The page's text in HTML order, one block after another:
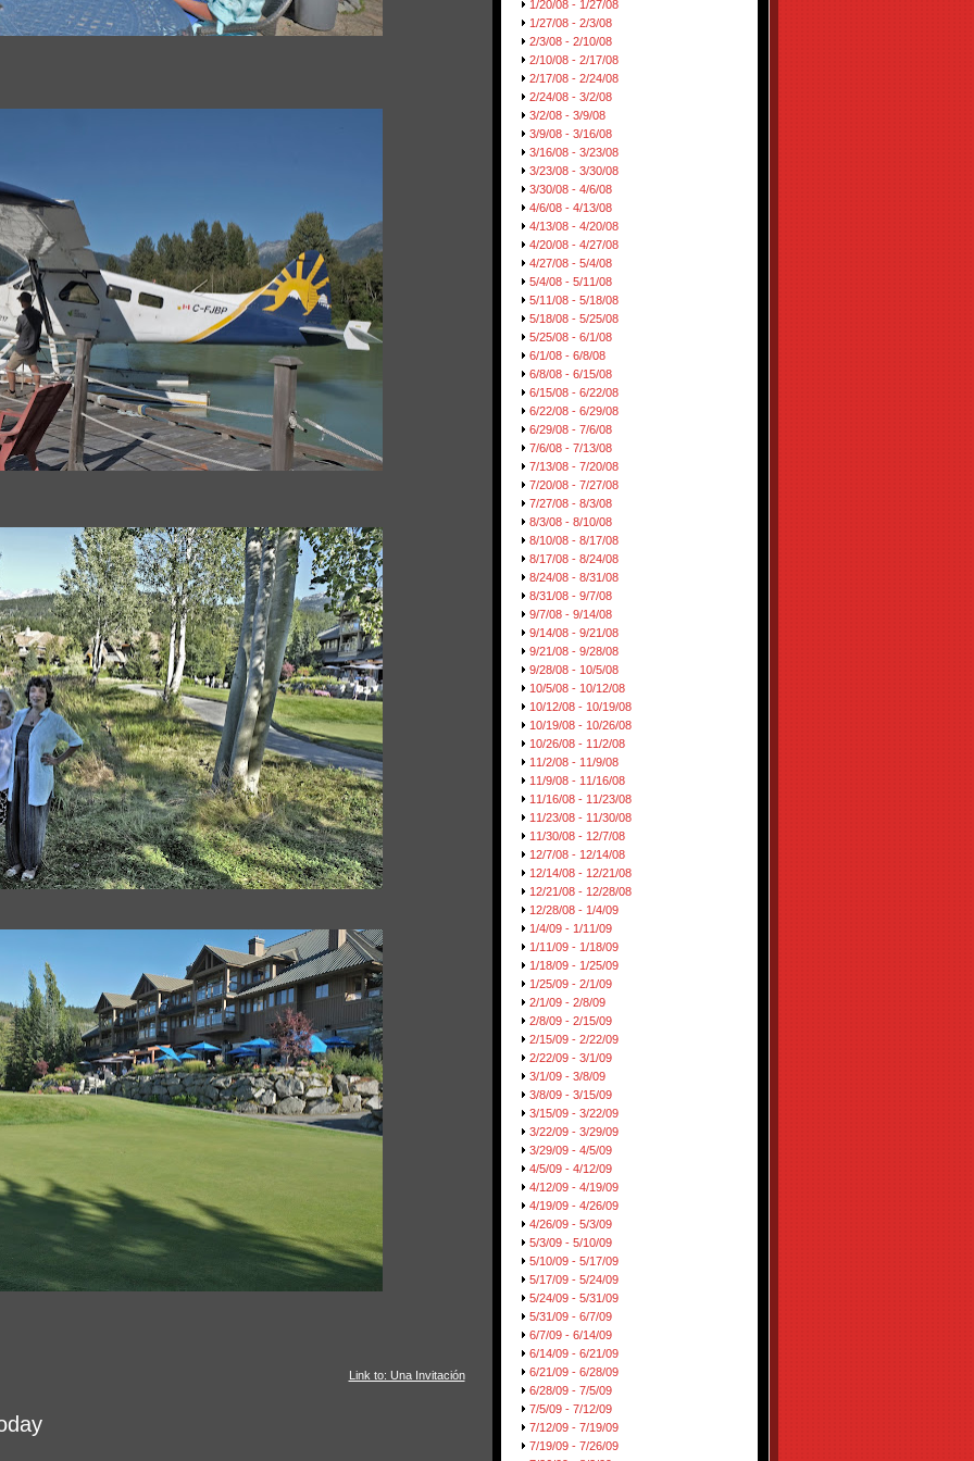
Link to: Una Invitación
1/20/08 - 1/27/08
1/27/08 - 2/3/08
2/3/08 - 2/10/08
2/10/08 - 2/17/08
2/17/08 - 2/24/08
2/24/08 - 3/2/08
3/2/08 - 3/9/08
3/9/08 - 3/16/08
3/16/08 - 3/23/08
3/23/08 - 3/30/08
3/30/08 - 4/6/08
4/6/08 - 4/13/08
4/13/08 - 4/20/08
4/20/08 - 4/27/08
4/27/08 - 5/4/08
5/4/08 - 5/11/08
5/11/08 - 5/18/08
5/18/08 - 5/25/08
5/25/08 - 6/1/08
6/1/08 - 6/8/08
6/8/08 - 6/15/08
6/15/08 - 6/22/08
6/22/08 - 6/29/08
6/29/08 - 7/6/08
7/6/08 - 7/13/08
7/13/08 - 7/20/08
7/20/08 - 7/27/08
7/27/08 - 8/3/08
8/3/08 - 8/10/08
8/10/08 - 8/17/08
8/17/08 - 8/24/08
8/24/08 - 8/31/08
8/31/08 - 9/7/08
9/7/08 - 9/14/08
9/14/08 - 9/21/08
9/21/08 - 9/28/08
9/28/08 - 10/5/08
10/5/08 - 10/12/08
10/12/08 - 10/19/08
10/19/08 - 10/26/08
10/26/08 - 11/2/08
11/2/08 - 11/9/08
11/9/08 - 11/16/08
11/16/08 - 11/23/08
11/23/08 - 11/30/08
11/30/08 - 12/7/08
12/7/08 - 12/14/08
12/14/08 - 12/21/08
12/21/08 - 12/28/08
12/28/08 - 1/4/09
1/4/09 - 1/11/09
1/11/09 - 1/18/09
1/18/09 - 1/25/09
1/25/09 - 2/1/09
2/1/09 - 2/8/09
2/8/09 - 2/15/09
2/15/09 - 2/22/09
2/22/09 - 3/1/09
3/1/09 - 3/8/09
3/8/09 - 3/15/09
3/15/09 - 3/22/09
3/22/09 - 3/29/09
3/29/09 - 4/5/09
4/5/09 - 4/12/09
4/12/09 - 4/19/09
4/19/09 - 4/26/09
4/26/09 - 5/3/09
5/3/09 - 5/10/09
5/10/09 - 5/17/09
5/17/09 - 5/24/09
5/24/09 - 5/31/09
5/31/09 - 6/7/09
6/7/09 - 6/14/09
6/14/09 - 6/21/09
6/21/09 - 6/28/09
6/28/09 - 7/5/09
7/5/09 - 7/12/09
7/12/09 - 7/19/09
7/19/09 - 7/26/09